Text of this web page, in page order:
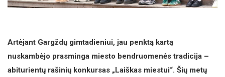
Artėjant Gargždų gimtadieniui, jau penktą kartą
nuskambėjo prasminga miesto bendruomenės tradicija –
abiturientų rašinių konkursas „Laiškas miestui“. Šių metų